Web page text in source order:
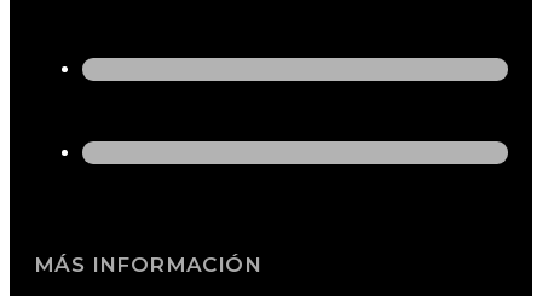
MÁS INFORMACIÓN